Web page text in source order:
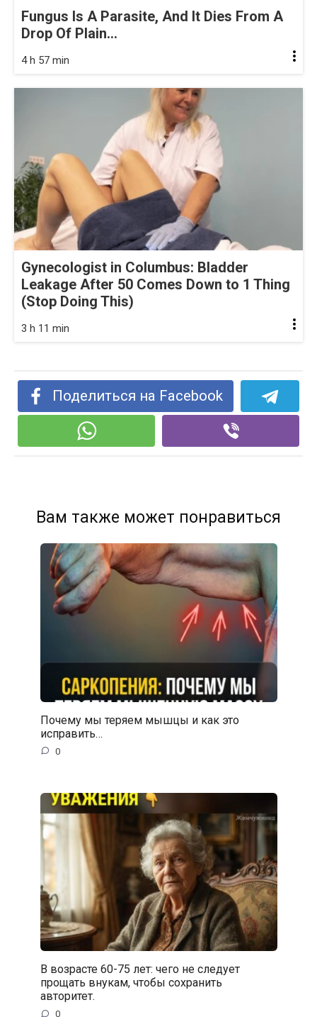
Fungus Is A Parasite, And It Dies From A
Drop Of Plain...
4 h 57 min
Gynecologist in Columbus: Bladder
Leakage After 50 Comes Down to 1 Thing
(Stop Doing This)
3 h 11 min
Поделиться на Facebook
Вам также может понравиться
Почему мы теряем мышцы и как это
исправить…
0
В возрасте 60-75 лет: чего не следует
прощать внукам, чтобы сохранить
авторитет.
0